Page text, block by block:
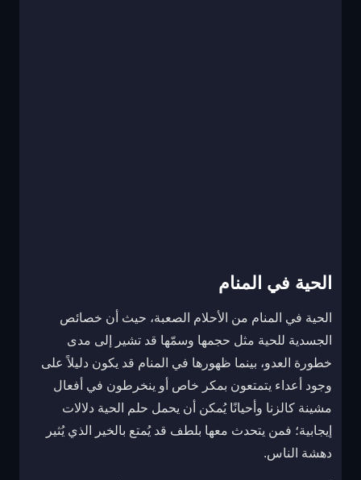
الحية في المنام
الحية في المنام من الأحلام الصعبة، حيث أن خصائص
الجسدية للحية مثل حجمها وسمّها قد تشير إلى مدى
خطورة العدو، بينما ظهورها في المنام قد يكون دليلاً على
وجود أعداء يتمتعون بمكر خاص أو ينخرطون في أفعال
مشينة كالزنا وأحيانًا يُمكن أن يحمل حلم الحية دلالات
إيجابية؛ فمن يتحدث معها بلطف قد يُمتع بالخير الذي يُثير
دهشة الناس.